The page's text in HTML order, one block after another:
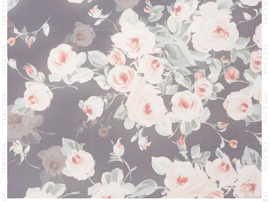
Ostinelli
Riechers Marescot 64
Ruffo Coli 100
Sfate&combier 39
Solstiss 238
Sophie Hallette 145
Taroni 116
Tbm 9